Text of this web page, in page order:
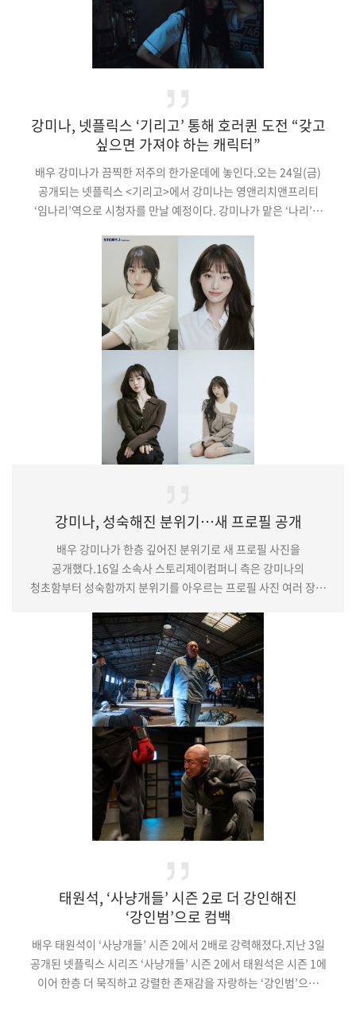
강미나, 넷플릭스 ‘기리고’ 통해 호러퀸 도전 “갖고
싶으면 가져야 하는 캐릭터”
배우 강미나가 끔찍한 저주의 한가운데에 놓인다.오는 24일(금)
공개되는 넷플릭스 <기리고>에서 강미나는 영앤리치앤프리티
‘임나리’역으로 시청자를 만날 예정이다. 강미나가 맡은 ‘나리’는
주목받는 인물.극에서 ‘나리’는 사주와 이름을 적고 소원을 빌면 그
소원을 이루어주는 미스터리한 앱 ‘기리고’의 저주를 믿지 않는
캐릭터지만, ‘기리고’로 인해 변화하는 환경에 혼란스러운
감정들을 가감 없이 보여줄 예정이다.강미나는 2022년에 방영된
seezn(시즌) 오리지…
강미나, 성숙해진 분위기…새 프로필 공개
배우 강미나가 한층 깊어진 분위기로 새 프로필 사진을
공개했다.16일 소속사 스토리제이컴퍼니 측은 강미나의
청초함부터 성숙함까지 분위기를 아우르는 프로필 사진 여러 장을
수수한 분위기를 강조해 시선을 사로잡았다. 화이트 셔츠와 긴
웨이브 헤어스타일을 매치해 세련되면서도 정돈된 이른바
‘프로필의 정석’과 같은 이미지를 완성했다.브라운 톤의 니트를
착용한 컷에서는 이전과는 확연히 다른 성숙한 면모를 드러냈다.
그는 눈빛과 여유로운 포즈를 통해 자신만의 아우라를 발산했다.
강…
태원석, ‘사냥개들’ 시즌 2로 더 강인해진
‘강인범’으로 컴백
배우 태원석이 ‘사냥개들’ 시즌 2에서 2배로 강력해졌다.지난 3일
공개된 넷플릭스 시리즈 ‘사냥개들’ 시즌 2에서 태원석은 시즌 1에
이어 한층 더 묵직하고 강렬한 존재감을 자랑하는 ‘강인범’으로